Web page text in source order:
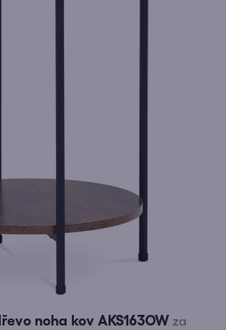
noha kov AKS163OW za